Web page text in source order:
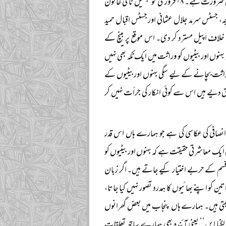
سرمد جلال عثمانی اور جسٹس اقبال حمید
اپیل مسترد کر دی۔ اس موقع پر بینچ کے
اور بیٹیوں کو وراثت میں ایک ٹکہ بھی نہیں
بچانے کے لیے سگی بہنوں اور بیٹیوں کے
دیے ہیں اس سے کوئی انکار کی جرأت نہیں کر
کی عکاسی کی ہے جو ہمارے ہاں اس قدر
معاشرتی حقیقت ہے کہ بہنوں اور بیٹیوں کو
حربے اختیار کیے جاتے ہیں۔ اگر زبان
اپنے بھائیوں کا ہمدرد تصور نہیں کیا جاتا،
ہیں۔ ہمارے ہاں پنجاب میں بعض گھرانوں